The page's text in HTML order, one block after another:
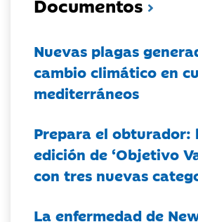
Nuevas plagas
cambio climático en
mediterráneos
Prepara el obturador:
edición de ‘Objetivo
con tres nuevas
La enfermedad de